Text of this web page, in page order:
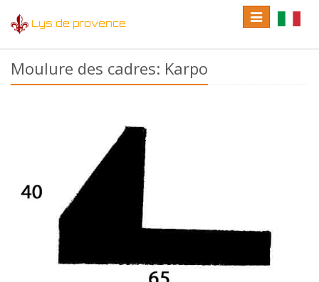
Lys de provence
language
Toggle
navigation
Moulure des cadres: Karpo